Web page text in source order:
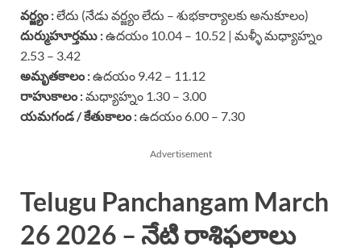
వర్జ్యం :లేదు (నేడు వర్జ్యం లేదు – శుభకార్యాలకు అనుకూలం)
దుర్ముహూర్తము :ఉదయం 10.04 – 10.52 | మళ్ళీ మధ్యాహ్నం
2.53 – 3.42
అమృతకాలం :ఉదయం 9.42 – 11.12
రాహుకాలం :మధ్యాహ్నం 1.30 – 3.00
యమగండ / కేతుకాలం :ఉదయం 6.00 – 7.30
Advertisement
Telugu Panchangam March
26 2026 – నేటి రాశిఫలాలు